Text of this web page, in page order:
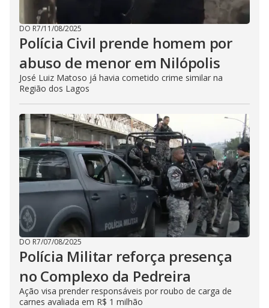
DO R7/11/08/2025
Polícia Civil prende homem por
abuso de menor em Nilópolis
José Luiz Matoso já havia cometido crime similar na
Região dos Lagos
DO R7/07/08/2025
Polícia Militar reforça presença
no Complexo da Pedreira
Ação visa prender responsáveis por roubo de carga de
carnes avaliada em R$ 1 milhão